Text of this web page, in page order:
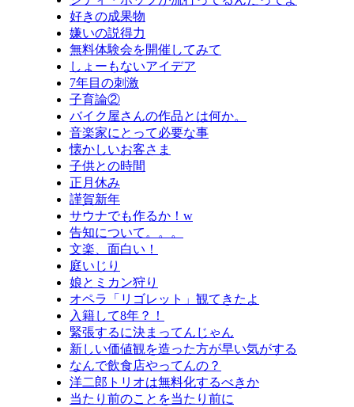
好きの成果物
嫌いの説得力
無料体験会を開催してみて
しょーもないアイデア
7年目の刺激
子育論②
バイク屋さんの作品とは何か。
音楽家にとって必要な事
懐かしいお客さま
子供との時間
正月休み
謹賀新年
サウナでも作るか！w
告知について。。。
文楽、面白い！
庭いじり
娘とミカン狩り
オペラ「リゴレット」観てきたよ
入籍して8年？！
緊張するに決まってんじゃん
新しい価値観を造った方が早い気がする
なんで飲食店やってんの？
洋二郎トリオは無料化するべきか
当たり前のことを当たり前に